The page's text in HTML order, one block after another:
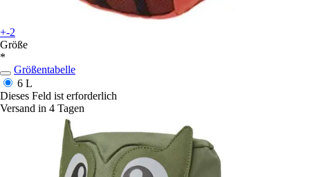
+-2
Größe
*
Größentabelle
6 L
Dieses Feld ist erforderlich
Versand in 4 Tagen